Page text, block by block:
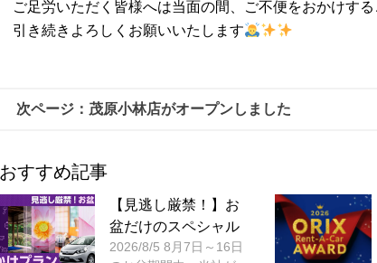
ご足労いただく皆様へは当面の間、ご不便をおかけす
引き続きよろしくお願いいたします
茂原小林店がオープンしました
おすすめ記事
【見逃し厳禁！】お
盆だけのスペシャル
プライス実施中
2026/8/5 8月7日～16日